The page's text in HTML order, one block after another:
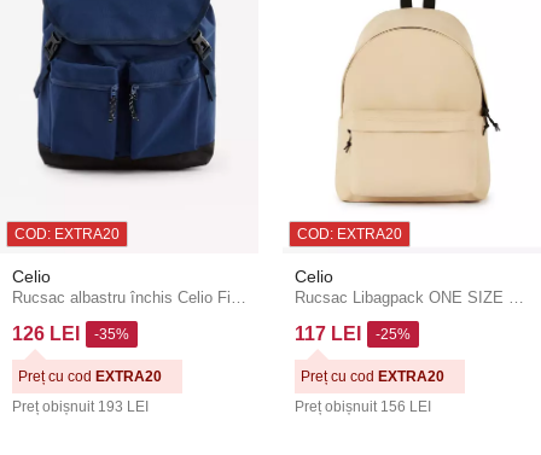
COD: EXTRA20
Celio
126 LEI
Preț obișnuit 193 LEI
-35%
Preț cu cod EXTRA20
COD: EXTRA20
Celio
117 LEI
Preț obișnuit 156 LEI
-25%
Preț cu cod EXTRA20